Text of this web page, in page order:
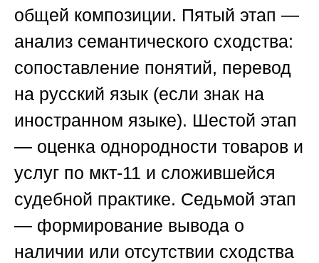
общей композиции. Пятый этап —
анализ семантического сходства:
сопоставление понятий, перевод
на русский язык (если знак на
иностранном языке). Шестой этап
— оценка однородности товаров и
услуг по мкт-11 и сложившейся
судебной практике. Седьмой этап
— формирование вывода о
наличии или отсутствии сходства